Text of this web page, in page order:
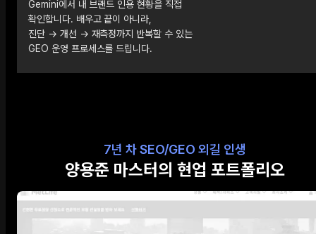
Gemini에서 내 브랜드 인용 현황을 직접
확인합니다. 배우고 끝이 아니라,
진단 → 개선 → 재측정까지 반복할 수 있는
GEO 운영 프로세스를 드립니다.
7년 차 SEO/GEO 외길 인생
양용준 마스터의 현업 포트폴리오